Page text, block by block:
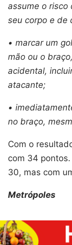
assume o risco
seu corpo e de
• marcar um
mão ou o
acidental,
atacante;
•
no braço,
Com o
com 34
30, mas com
Metrópoles